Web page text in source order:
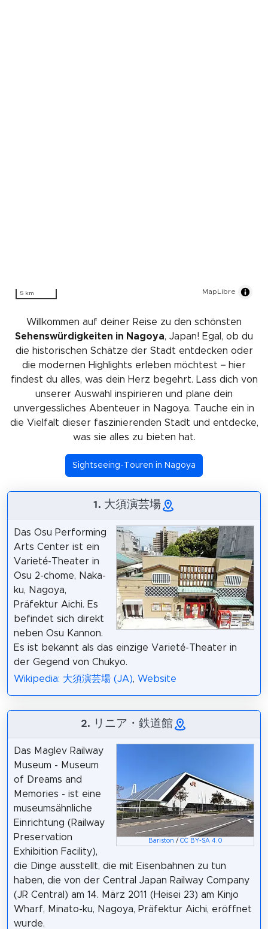
5 km MapLibre
Willkommen auf deiner Reise zu den schönsten
Sehenswürdigkeiten in Nagoya, Japan! Egal, ob du
die historischen Schätze der Stadt entdecken oder
die modernen Highlights erleben möchtest – hier
findest du alles, was dein Herz begehrt. Lass dich von
unserer Auswahl inspirieren und plane dein
unvergessliches Abenteuer in Nagoya. Tauche ein in
die Vielfalt dieser faszinierenden Stadt und entdecke,
was sie alles zu bieten hat.
Sightseeing-Touren in Nagoya
1. 大須演芸場
Das Osu Performing
Arts Center ist ein
Varieté-Theater in
Osu 2-chome, Naka-
ku, Nagoya,
Präfektur Aichi. Es
befindet sich direkt
neben Osu Kannon.
Es ist bekannt als das einzige Varieté-Theater in
der Gegend von Chukyo.
Wikipedia: 大須演芸場 (JA), Website
2. リニア・鉄道館
Bariston / CC BY-SA 4.0
Das Maglev Railway
Museum - Museum
of Dreams and
Memories - ist eine
museumsähnliche
Einrichtung (Railway
Preservation
Exhibition Facility),
die Dinge ausstellt, die mit Eisenbahnen zu tun
haben, die von der Central Japan Railway Company
(JR Central) am 14. März 2011 (Heisei 23) am Kinjo
Wharf, Minato-ku, Nagoya, Präfektur Aichi, eröffnet
wurde.